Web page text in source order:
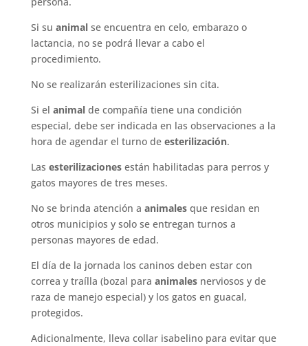
Si su animalse encuentra en celo, embarazo o
lactancia, no se podrá llevar a cabo el
procedimiento.
No se realizarán esterilizaciones sin cita.
Si el animalde compañía tiene una condición
especial, debe ser indicada en las observaciones a la
hora de agendar el turno de esterilización.
Las esterilizacionesestán habilitadas para perros y
gatos mayores de tres meses.
No se brinda atención a animalesque residan en
otros municipios y solo se entregan turnos a
personas mayores de edad.
El día de la jornada los caninos deben estar con
correa y traílla (bozal para animalesnerviosos y de
raza de manejo especial) y los gatos en guacal,
protegidos.
Adicionalmente, lleva collar isabelino para evitar que